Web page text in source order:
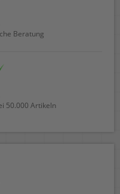
Beratung
50.000 Artikeln